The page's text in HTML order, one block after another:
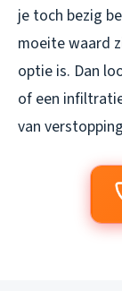
je toch bezig
moeite waard
optie is. Dan
of een
van